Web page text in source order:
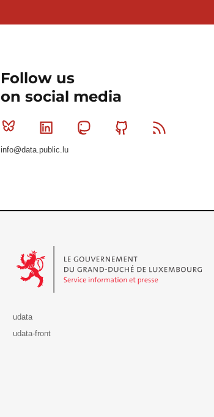
Follow us
on social media
Bluesky Linkedin MastodonGithub
info@data.public.lu
udata
udata-front